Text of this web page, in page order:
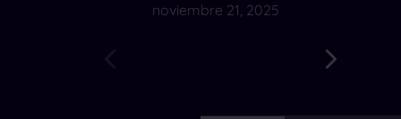
noviembre 21, 2025